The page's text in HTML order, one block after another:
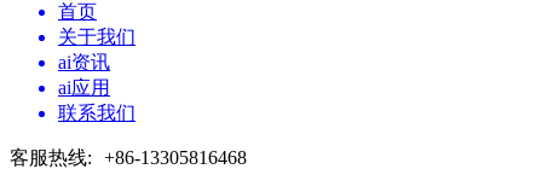
首页
关于我们
ai资讯
ai应用
联系我们
客服热线: +86-13305816468